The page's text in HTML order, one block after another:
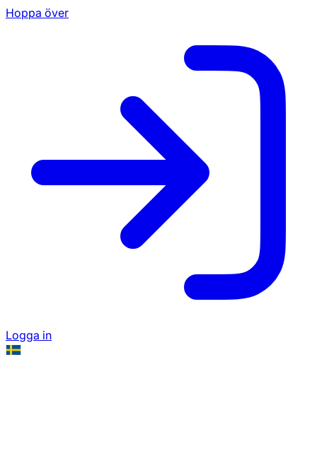
Hoppa över
Logga in